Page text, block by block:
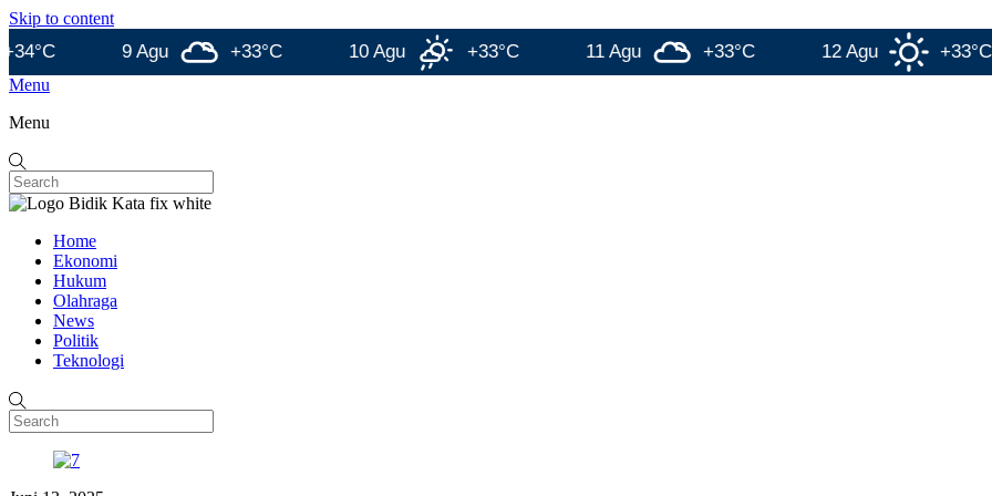
Skip to content
+33°C +33°C +33°C +33°C
Menu
Menu
Home
Ekonomi
Hukum
Olahraga
News
Politik
Teknologi